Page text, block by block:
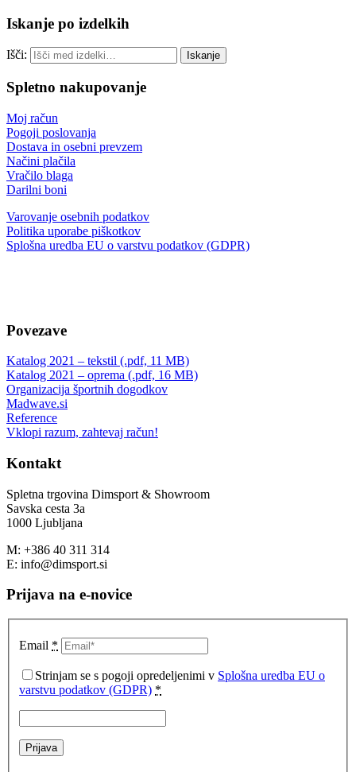
Iskanje po izdelkih
Išči: Iskanje
Spletno nakupovanje
Moj račun
Pogoji poslovanja
Dostava in osebni prevzem
Načini plačila
Vračilo blaga
Darilni boni
Varovanje osebnih podatkov
Politika uporabe piškotkov
Splošna uredba EU o varstvu podatkov (GDPR)
Povezave
Katalog 2021 – tekstil (.pdf, 11 MB)
Katalog 2021 – oprema (.pdf, 16 MB)
Organizacija športnih dogodkov
Madwave.si
Reference
Vklopi razum, zahtevaj račun!
Kontakt
Spletna trgovina Dimsport & Showroom
Savska cesta 3a
1000 Ljubljana
M: +386 40 311 314
E: info@dimsport.si
Prijava na e-novice
Email *
Strinjam se s pogoji opredeljenimi v Splošna uredba EU o
varstvu podatkov (GDPR) *